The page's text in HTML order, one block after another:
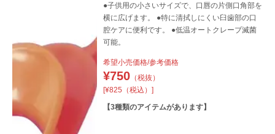
●子供用の小さいサイズで、口唇の片側口角部を
横に広げます。 ●特に清拭しにくい臼歯部の口
腔ケアに便利です。 ●低温オートクレーブ滅菌
可能。
希望小売価格/参考価格
¥750（税抜）
[¥825（税込）]
【3種類のアイテムがあります】